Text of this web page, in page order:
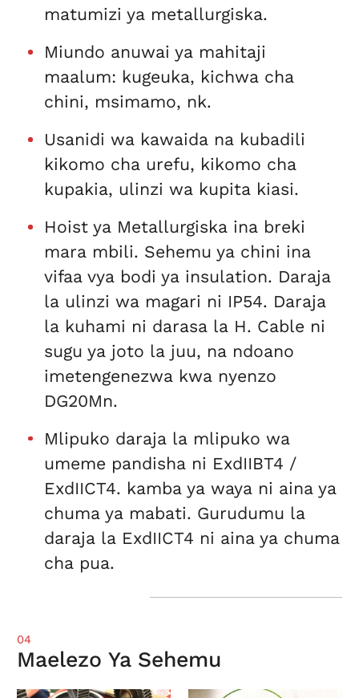
matumizi ya metallurgiska.
Miundo anuwai ya mahitaji
maalum: kugeuka, kichwa cha
chini, msimamo, nk.
Usanidi wa kawaida na kubadili
kikomo cha urefu, kikomo cha
kupakia, ulinzi wa kupita kiasi.
Hoist ya Metallurgiska ina breki
mara mbili. Sehemu ya chini ina
vifaa vya bodi ya insulation. Daraja
la ulinzi wa magari ni IP54. Daraja
la kuhami ni darasa la H. Cable ni
sugu ya joto la juu, na ndoano
imetengenezwa kwa nyenzo
DG20Mn.
Mlipuko daraja la mlipuko wa
umeme pandisha ni ExdIIBT4 /
ExdIICT4. kamba ya waya ni aina ya
chuma ya mabati. Gurudumu la
daraja la ExdIICT4 ni aina ya chuma
cha pua.
04
Maelezo Ya Sehemu